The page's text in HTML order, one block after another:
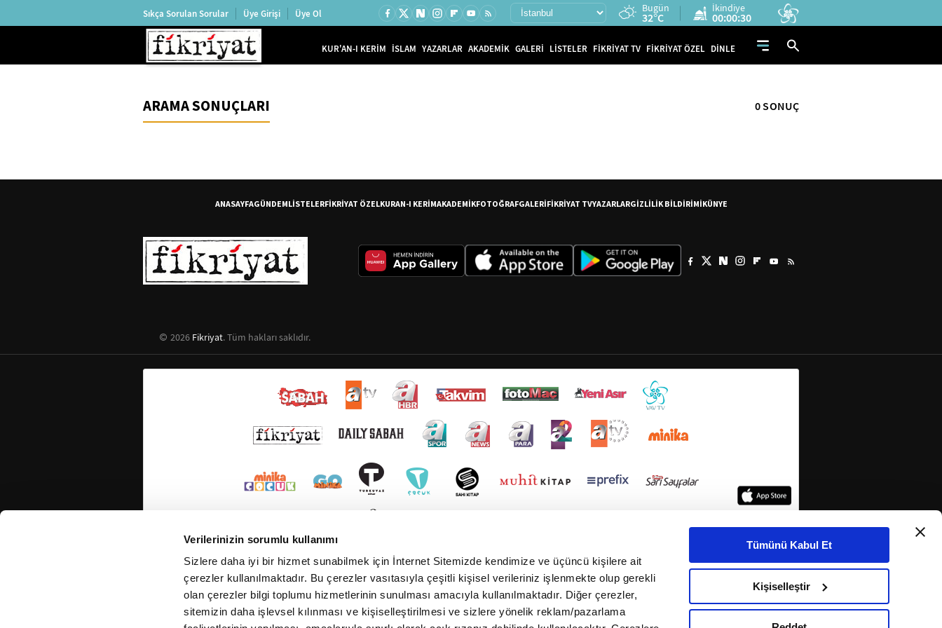
Verilerinizin sorumlu kullanımı
Sizlere daha iyi bir hizmet sunabilmek için İnternet Sitemizde kendimize ve üçüncü kişilere ait
çerezler kullanılmaktadır. Bu çerezler vasıtasıyla çeşitli kişisel verileriniz işlenmekte olup gerekli
olan çerezler bilgi toplumu hizmetlerinin sunulması amacıyla kullanılmaktadır. Diğer çerezler,
sitemizin daha işlevsel kılınması ve kişiselleştirilmesi ve sizlere yönelik reklam/pazarlama
Tümünü Kabul Et
Kişiselleştir
Sıkça Sorulan Sorular Üye Girişi Üye Ol Bugün
32°C
İkindiye
00:00:30
KUR'AN-I KERİM İSLAM YAZARLAR AKADEMİK GALERİ LİSTELER FİKRİYAT TV FİKRİYAT ÖZEL DİNLE
ARAMA SONUÇLARI 0 SONUÇ
ANASAYFAGÜNDEMLİSTELERFİKRİYAT ÖZELKURAN-I KERİMAKADEMİKFOTOĞRAFGALERİFİKRİYAT TVYAZARLARGİZLİLİK BİLDİRİMİKÜNYE
2026 Fikriyat. Tüm hakları saklıdır.